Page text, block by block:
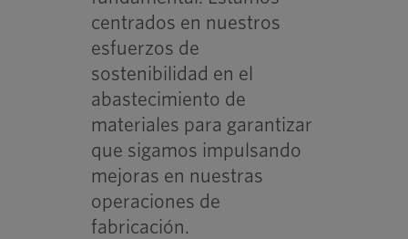
centrados en nuestros
esfuerzos de
sostenibilidad en el
abastecimiento de
materiales para garantizar
que sigamos impulsando
mejoras en nuestras
operaciones de
fabricación.